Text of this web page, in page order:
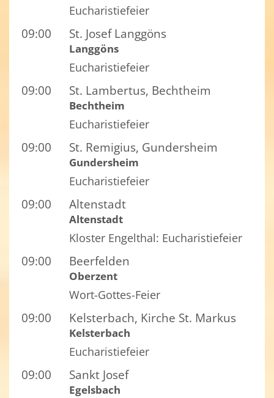
Eucharistiefeier
09:00 St. Josef Langgöns
Langgöns
Eucharistiefeier
09:00 St. Lambertus, Bechtheim
Bechtheim
Eucharistiefeier
09:00 St. Remigius, Gundersheim
Gundersheim
Eucharistiefeier
09:00 Altenstadt
Altenstadt
Kloster Engelthal: Eucharistiefeier
09:00 Beerfelden
Oberzent
Wort-Gottes-Feier
09:00 Kelsterbach, Kirche St. Markus
Kelsterbach
Eucharistiefeier
09:00 Sankt Josef
Egelsbach